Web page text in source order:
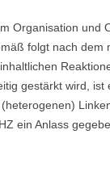
Organisation und
folgt nach dem
gestärkt wird, ist
ein Anlass